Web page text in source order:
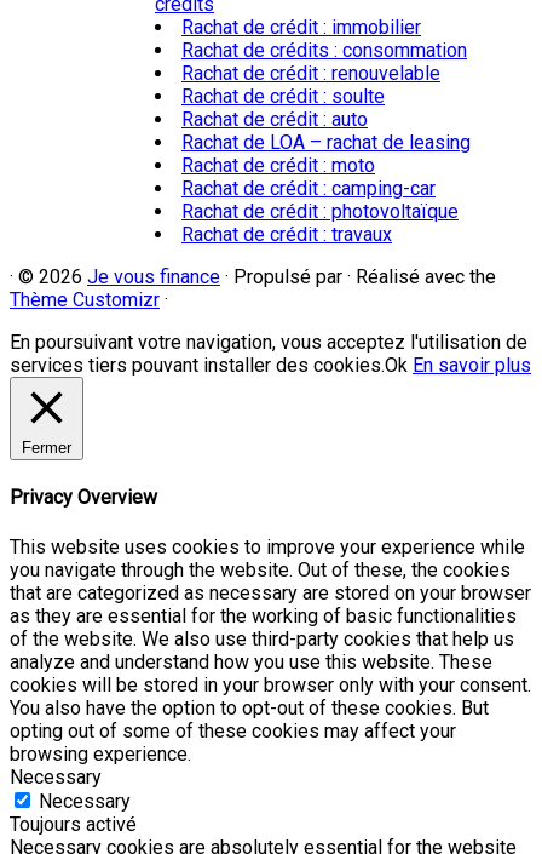
Rachat de crédit : immobilier
Rachat de crédits : consommation
Rachat de crédit : renouvelable
Rachat de crédit : soulte
Rachat de crédit : auto
Rachat de LOA – rachat de leasing
Rachat de crédit : moto
Rachat de crédit : camping-car
Rachat de crédit : photovoltaïque
Rachat de crédit : travaux
· © 2026 Je vous finance · Propulsé par · Réalisé avec the
Thème Customizr ·
En poursuivant votre navigation, vous acceptez l'utilisation de
services tiers pouvant installer des cookies.Ok En savoir plus
Fermer
Privacy Overview
This website uses cookies to improve your experience while
you navigate through the website. Out of these, the cookies
that are categorized as necessary are stored on your browser
as they are essential for the working of basic functionalities
of the website. We also use third-party cookies that help us
analyze and understand how you use this website. These
cookies will be stored in your browser only with your consent.
You also have the option to opt-out of these cookies. But
opting out of some of these cookies may affect your
browsing experience.
Necessary
Necessary
Toujours activé
Necessary cookies are absolutely essential for the website